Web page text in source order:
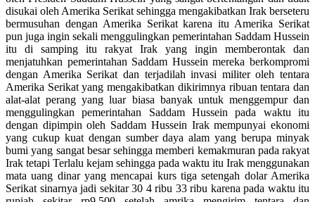
disukai oleh Amerika Serikat sehingga mengakibatkan Irak berseteru
bermusuhan dengan Amerika Serikat karena itu Amerika Serikat
pun juga ingin sekali menggulingkan pemerintahan Saddam Hussein
itu di samping itu rakyat Irak yang ingin memberontak dan
menjatuhkan pemerintahan Saddam Hussein mereka berkompromi
dengan Amerika Serikat dan terjadilah invasi militer oleh tentara
Amerika Serikat yang mengakibatkan dikirimnya ribuan tentara dan
alat-alat perang yang luar biasa banyak untuk menggempur dan
menggulingkan pemerintahan Saddam Hussein pada waktu itu
dengan dipimpin oleh Saddam Hussein Irak mempunyai ekonomi
yang cukup kuat dengan sumber daya alam yang berupa minyak
bumi yang sangat besar sehingga memberi kemakmuran pada rakyat
Irak tetapi Terlalu kejam sehingga pada waktu itu Irak menggunakan
mata uang dinar yang mencapai kurs tiga setengah dolar Amerika
Serikat sinarnya jadi sekitar 30 4 ribu 33 ribu karena pada waktu itu